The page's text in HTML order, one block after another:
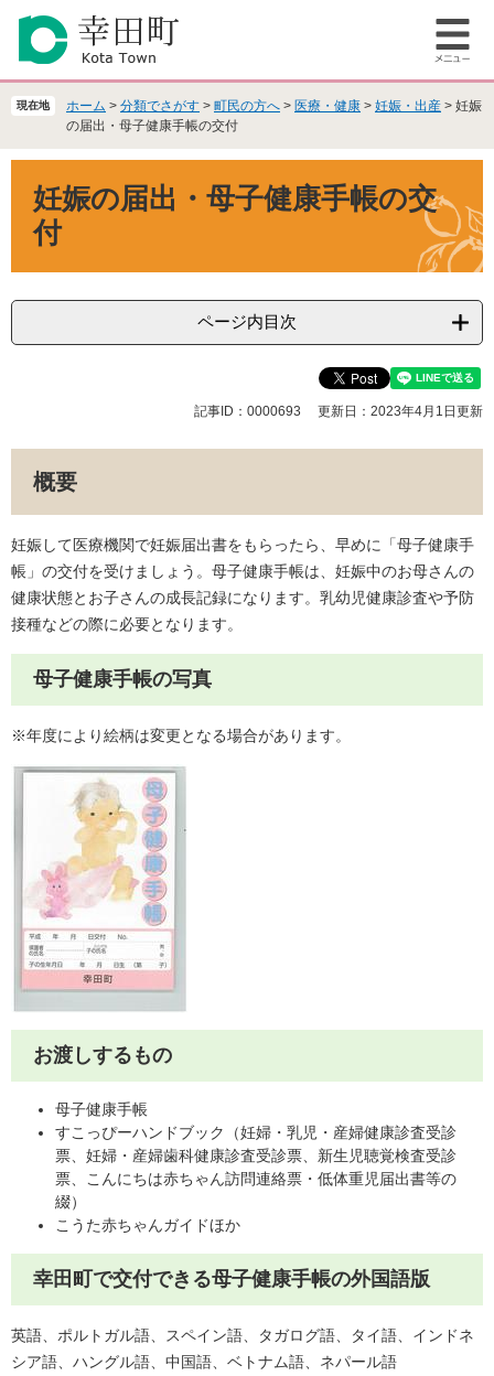
の
で
ー
ば
メ
ー
現在地 ホーム > 分類でさがす > 町民の方へ > 医療・健康 > 妊娠・出産 > 妊娠
の届出・母子健康手帳の交付
妊娠の届出・母子健康手帳の交
付
ページ内目次
記事ID：0000693 更新日：2023年4月1日更新
概要
妊娠して医療機関で妊娠届出書をもらったら、早めに「母子健康手
帳」の交付を受けましょう。母子健康手帳は、妊娠中のお母さんの
健康状態とお子さんの成長記録になります。乳幼児健康診査や予防
接種などの際に必要となります。
母子健康手帳の写真
※年度により絵柄は変更となる場合があります。
お渡しするもの
母子健康手帳
すこっぴーハンドブック（妊婦・乳児・産婦健康診査受診
票、妊婦・産婦歯科健康診査受診票、新生児聴覚検査受診
票、こんにちは赤ちゃん訪問連絡票・低体重児届出書等の
綴）
こうた赤ちゃんガイドほか
幸田町で交付できる母子健康手帳の外国語版
英語、ポルトガル語、スペイン語、タガログ語、タイ語、インドネ
シア語、ハングル語、中国語、ベトナム語、ネパール語